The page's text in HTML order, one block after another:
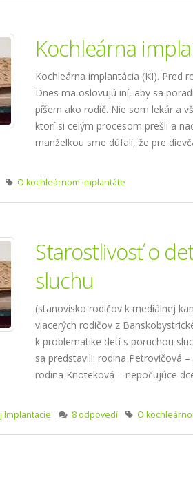
Kochleárna
Kochleárna implantácia (KI). Pred
Dnes ma oslovujú iní, aby sa
píšem ako rodič. Nie som lekár a
ktorí si celým procesom prešli a
manželkou sme dúfali, že pre
O kochleárnom implantáte
Starostlivosť o
sluchu
(stanovisko rodičov k mediálnej
viacerých rodičov z
k problematike detí s poruchou
sa predstavili: rodina Petrovičová
rodina Knoteková – nepočujúce
Implantacie 8 odpovedí O